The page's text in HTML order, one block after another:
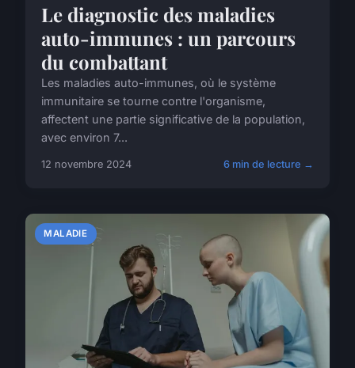
Le diagnostic des maladies
auto-immunes : un parcours
du combattant
Les maladies auto-immunes, où le système
immunitaire se tourne contre l'organisme,
affectent une partie significative de la population,
avec environ 7...
12 novembre 2024 6 min de lecture →
MALADIE